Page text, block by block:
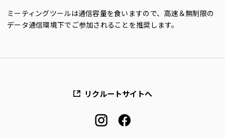
ミーティングツールは通信容量を食いますので、高速＆無制限の
データ通信環境下でご参加されることを推奨します。
リクルートサイトへ
instagramfacebook